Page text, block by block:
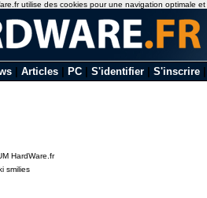
Articles PC S'identifier S'inscrire
HardWare.fr
smilies
utilise des cookies pour une navigation optimale